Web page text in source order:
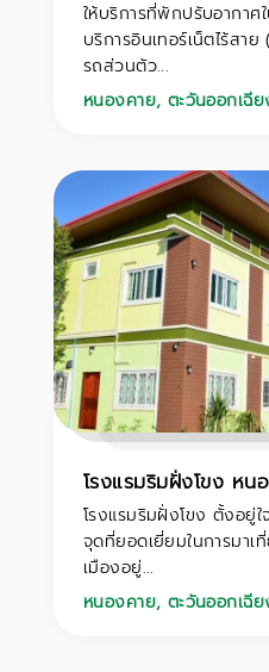
ให้บริการที่พักปรับอากาศ
บริการอินเทอร์เน็ตไร้สา
รถส่วนตัว...
หนองคาย, ตะวันออกเฉีย
โรงแรมริมฝั่งโขง หน
โรงแรมริมฝั่งโขง ตั้งอยู่
จุดที่ยอดเยี่ยมในการมาเ
เมืองอยู่...
หนองคาย, ตะวันออกเฉีย